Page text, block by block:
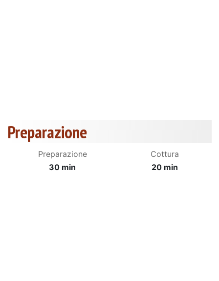
Preparazione
Preparazione
30 min
Cottura
20 min